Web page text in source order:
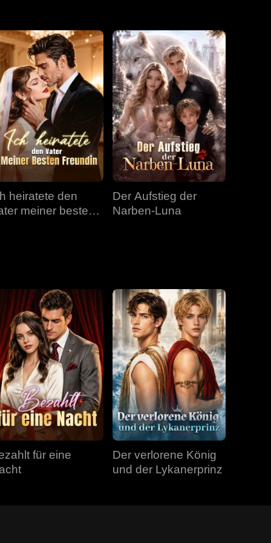
Folge 34 Folge 35 Folge 36
Folge 37 Folge 38 Folge 39
Folge 40
heiratete den
meiner besten
Der Aufstieg der
Narben-Luna
für eine
Der verlorene König
und der Lykanerprinz